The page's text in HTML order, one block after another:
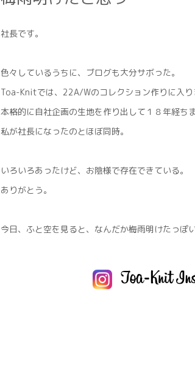
社長です。
色々しているうちに、ブログも大分サボった。
Toa-Knitでは、22A/Wのコレクション作りに入り
本格的に自社企画の生地を作り出して１８年経ちま
私が社長になったのとほぼ同時。
いろいろあったけど、お陰様で存在できている。
ありがとう。
今日、ふと空を見ると、なんだか梅雨明けたっぽい